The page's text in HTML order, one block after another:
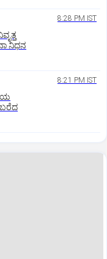
8:28 PM IST
ನಿಧನ
8:21 PM IST
ಬರೆದ